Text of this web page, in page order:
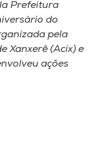
Prefeitura
do
pela
Xanxerê (Acix) e
ações